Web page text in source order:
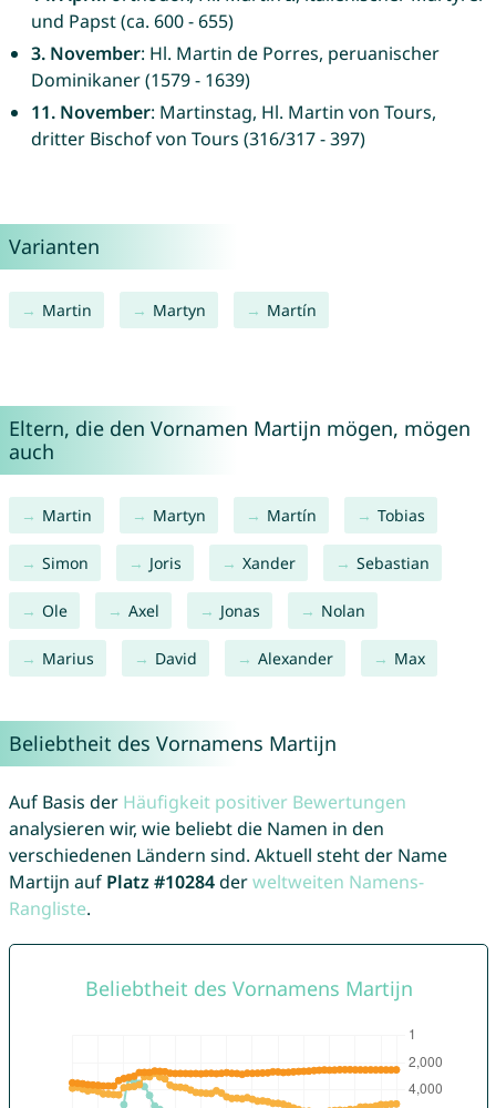
und Papst (ca. 600 - 655)
3. November: Hl. Martin de Porres, peruanischer
Dominikaner (1579 - 1639)
11. November: Martinstag, Hl. Martin von Tours,
dritter Bischof von Tours (316/317 - 397)
Varianten
Martin Martyn Martín
Eltern, die den Vornamen Martijn mögen, mögen
auch
Martin Martyn Martín Tobias
Simon Joris Xander Sebastian
Ole Axel Jonas Nolan
Marius David Alexander Max
Beliebtheit des Vornamens Martijn
Auf Basis der Häufigkeit positiver Bewertungen
analysieren wir, wie beliebt die Namen in den
verschiedenen Ländern sind. Aktuell steht der Name
Martijn auf Platz #10284derweltweiten Namens-
Rangliste.